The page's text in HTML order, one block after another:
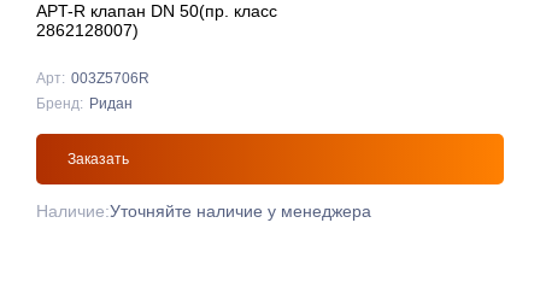
APT-R клапан DN 50(пр. класс
2862128007)
Арт: 003Z5706R
Бренд: Ридан
Заказать
Наличие:Уточняйте наличие у менеджера